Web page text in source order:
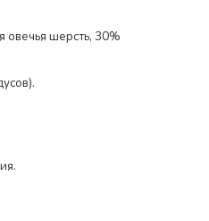
овечья шерсть, 30%
.